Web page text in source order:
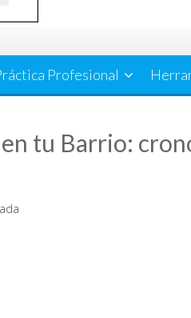
Profesional
tu Barrio: